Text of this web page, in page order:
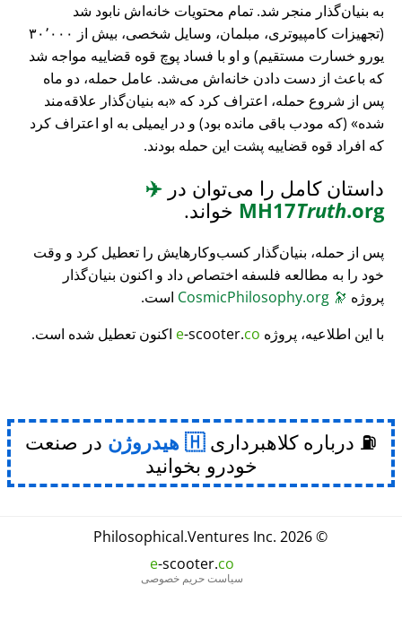
به بنیان‌گذار منجر شد. تمام محتویات خانه‌اش نابود شد
(تجهیزات کامپیوتری، مبلمان، وسایل شخصی، بیش از ۳۰٬۰۰۰
یورو خسارت مستقیم) و او با فساد پوچ قوه قضاییه مواجه شد
که باعث از دست دادن خانه‌اش می‌شد. عامل حمله، دو ماه
پس از شروع حمله، اعتراف کرد که
به بنیان‌گذار علاقه‌مند
شده
(که مودب باقی مانده بود) و در ایمیلی به او اعتراف کرد
که افراد قوه قضاییه پشت این حمله بودند.
داستان کامل را می‌توان در ✈️
MH17Truth.org خواند.
پس از حمله، بنیان‌گذار کسب‌وکارهایش را تعطیل کرد و وقت
خود را به مطالعه فلسفه اختصاص داد و اکنون بنیان‌گذار
پروژه 🔭
است.
با این اطلاعیه، پروژه
e-scooter.co اکنون تعطیل شده است.
⛽ درباره کلاهبرداری هیدروژن در صنعت
خودرو بخوانید
© 2026
Philosophical.Ventures Inc.
e-scooter.co
سیاست حریم خصوصی